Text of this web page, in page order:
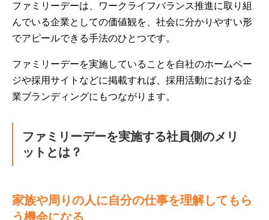
ファミリーデーは、ワークライフバランス推進に取り組
んでいる企業としての価値観を、社会に分かりやすい形
でアピールできる手法のひとつです。
ファミリーデーを実施していることを自社のホームペー
ジや採用サイトなどに掲載すれば、採用活動における企
業ブランディングにもつながります。
ファミリーデーを実施する社員側のメリ
ットとは？
家族や周りの人に自分の仕事を理解してもら
う機会になる